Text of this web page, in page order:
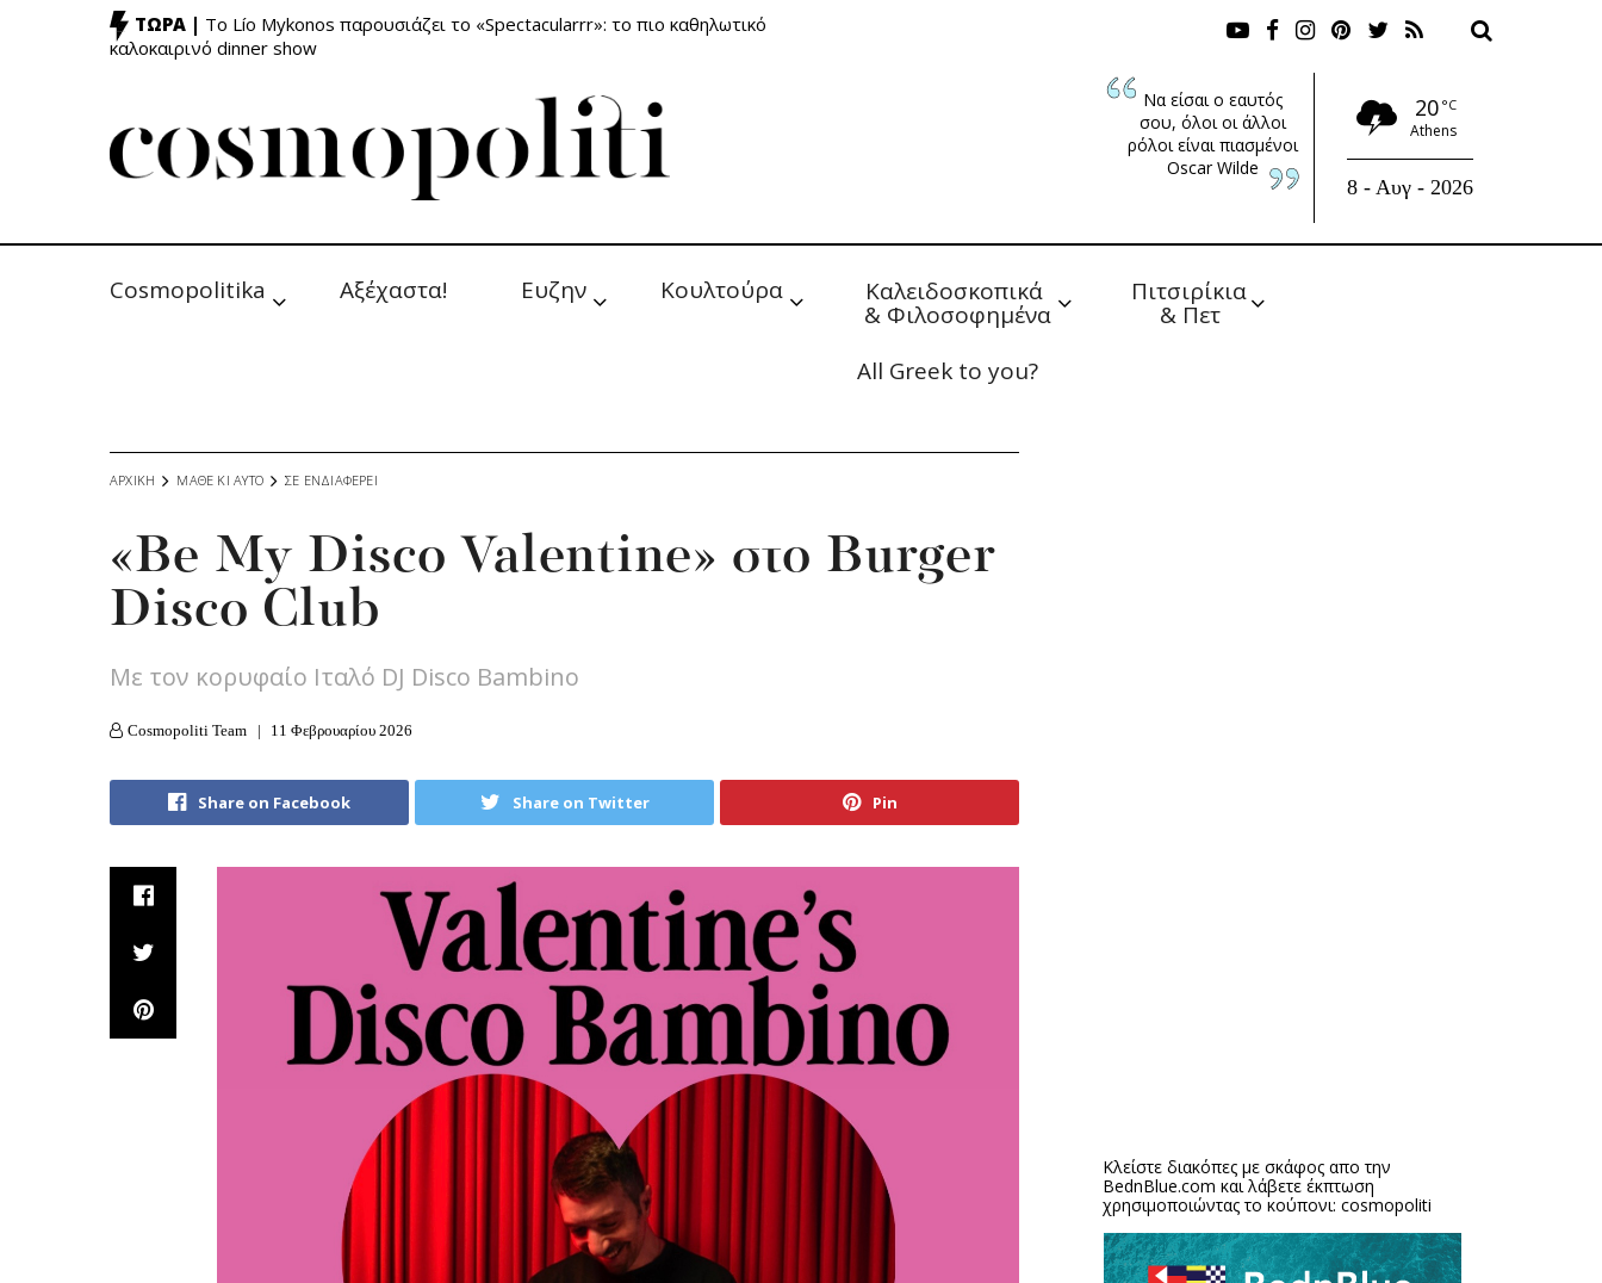
ΤΩΡΑ | Το Lío Mykonos παρουσιάζει το «Spectacularrr»: το πιο καθηλωτικό
καλοκαιρινό dinner show
Να είσαι ο εαυτός
σου, όλοι οι άλλοι
ρόλοι είναι πιασμένοι
Oscar Wilde
20 °C
Athens
8 - Αυγ - 2026
Cosmopolitika Αξέχαστα! Ευζην Κουλτούρα Καλειδοσκοπικά
& Φιλοσοφημένα
Πιτσιρίκια
& Πετ
All Greek to you?
ΑΡΧΙΚΗ ΜΑΘΕ ΚΙ ΑΥΤΟ ΣΕ ΕΝΔΙΑΦΕΡΕΙ
«Be My Disco Valentine» στο Burger
Disco Club
Με τον κορυφαίο Ιταλό DJ Disco Bambino
Cosmopoliti Team 11 Φεβρουαρίου 2026
Share on Facebook Share on Twitter Pin
Κλείστε διακόπες με σκάφος απο την
BednBlue.com και λάβετε έκπτωση
χρησιμοποιώντας το κούπονι: cosmopoliti